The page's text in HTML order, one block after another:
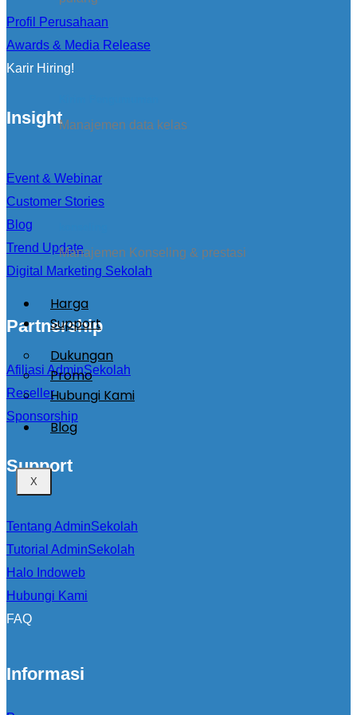
Manajemen data kelas
Manajemen Konseling & prestasi
Harga
Support
Dukungan
Promo
Hubungi Kami
Blog
X
Profil Perusahaan
Awards & Media Release
Karir Hiring!
Insight
Event & Webinar
Customer Stories
Blog
Trend Update
Digital Marketing Sekolah
Partnership
Afiliasi AdminSekolah
Reseller
Sponsorship
Support
Tentang AdminSekolah
Tutorial AdminSekolah
Halo Indoweb
Hubungi Kami
FAQ
Informasi